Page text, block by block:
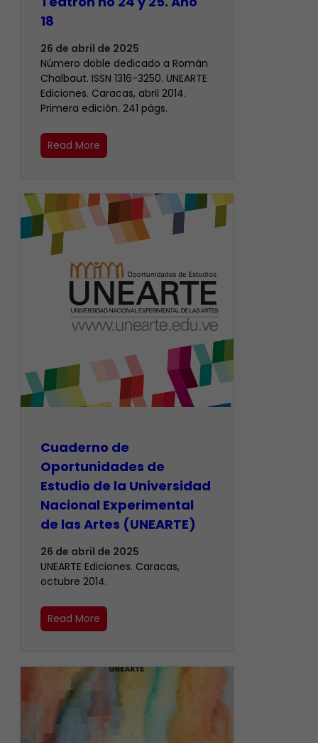
18
26 de abril de 2025
Número doble dedicado a Román
Chalbaut. ISSN 1316-3250. UNEARTE
Ediciones. Caracas, abril 2014.
Primera edición. 241 págs.
Read More
Cuaderno de
Oportunidades de
Estudio de la Universidad
Nacional Experimental
de las Artes (UNEARTE)
26 de abril de 2025
UNEARTE Ediciones. Caracas,
octubre 2014.
Read More